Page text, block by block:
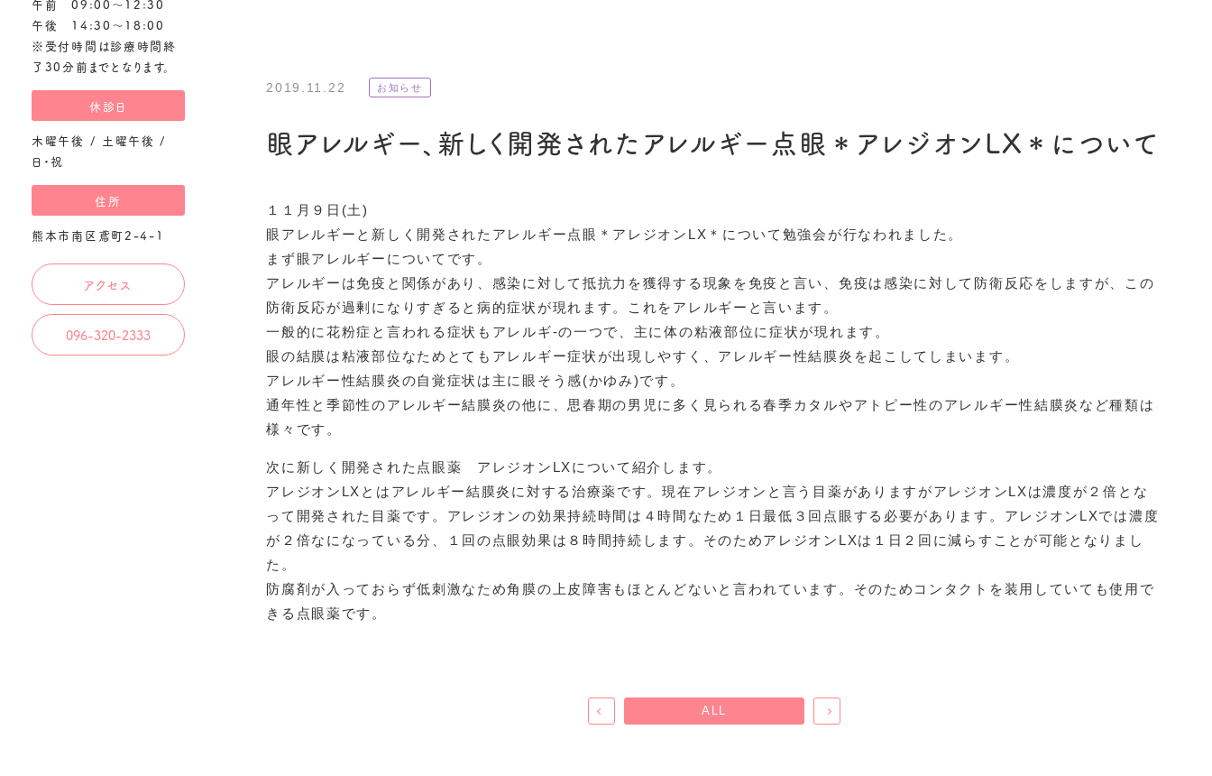
加齢黄斑変性
円錐角膜
午前 09:00～12:30
午後 14:30～18:00
※受付時間は診療時間終
了30分前までとなります。
休診日
木曜午後 / 土曜午後 /
日・祝
住所
熊本市南区鳶町2-4-1
アクセス
096-320-2333
2019.11.22 お知らせ
眼アレルギー、新しく開発されたアレルギー点眼＊アレジオンLX＊について
１１月９日(土)
眼アレルギーと新しく開発されたアレルギー点眼＊アレジオンLX＊について勉強会が行なわれました。
まず眼アレルギーについてです。
アレルギーは免疫と関係があり、感染に対して抵抗力を獲得する現象を免疫と言い、免疫は感染に対して防衛反応をしますが、この
防衛反応が過剰になりすぎると病的症状が現れます。これをアレルギーと言います。
一般的に花粉症と言われる症状もアレルギ-の一つで、主に体の粘液部位に症状が現れます。
眼の結膜は粘液部位なためとてもアレルギー症状が出現しやすく、アレルギー性結膜炎を起こしてしまいます。
アレルギー性結膜炎の自覚症状は主に眼そう感(かゆみ)です。
通年性と季節性のアレルギー結膜炎の他に、思春期の男児に多く見られる春季カタルやアトピー性のアレルギー性結膜炎など種類は
様々です。
次に新しく開発された点眼薬 アレジオンLXについて紹介します。
アレジオンLXとはアレルギー結膜炎に対する治療薬です。現在アレジオンと言う目薬がありますがアレジオンLXは濃度が２倍とな
って開発された目薬です。アレジオンの効果持続時間は４時間なため１日最低３回点眼する必要があります。アレジオンLXでは濃度
が２倍なになっている分、１回の点眼効果は８時間持続します。そのためアレジオンLXは１日２回に減らすことが可能となりまし
た。
防腐剤が入っておらず低刺激なため角膜の上皮障害もほとんどないと言われています。そのためコンタクトを装用していても使用で
きる点眼薬です。
ALL